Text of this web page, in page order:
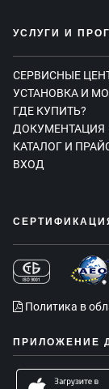
УСЛУГИ И
СЕРВИСНЫЕ
УСТАНОВКА И
ГДЕ КУПИТЬ?
ДОКУМЕНТАЦИЯ
КАТАЛОГ И
ВХОД
Политика в
ПРИЛОЖЕНИЕ